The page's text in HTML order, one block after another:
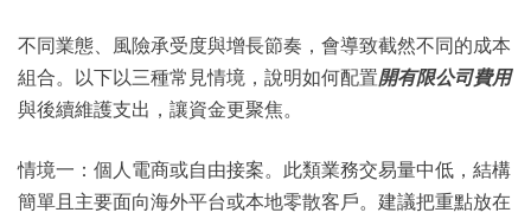
不同業態、風險承受度與增長節奏，會導致截然不同的成本
組合。以下以三種常見情境，說明如何配置開有限公司費用
與後續維護支出，讓資金更聚焦。
情境一：個人電商或自由接案。此類業務交易量中低，結構
簡單且主要面向海外平台或本地零散客戶。建議把重點放在